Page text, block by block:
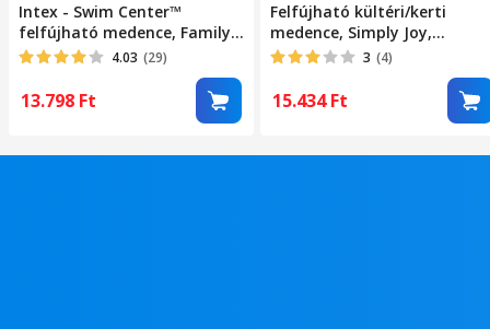
Intex - Swim Center™
felfújható medence, Family
pool, 262 x 175 x 56 cm
4.03 (29)
13.798 Ft
Felfújható kültéri/kerti
medence, Simply Joy,
felnőtteknek vagy
gyerekeknek, felfújható
puha padlóval, méretek 180
x 135 x 55 cm, 3 felfújható
egyszerű és gyors telepítés,
3 (4)
15.434Ft